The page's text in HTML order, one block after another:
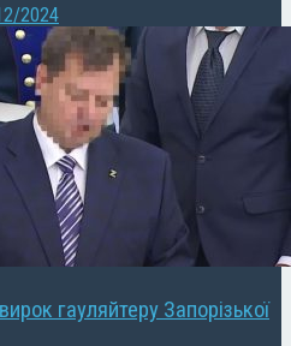
2024
гауляйтеру Запорізької